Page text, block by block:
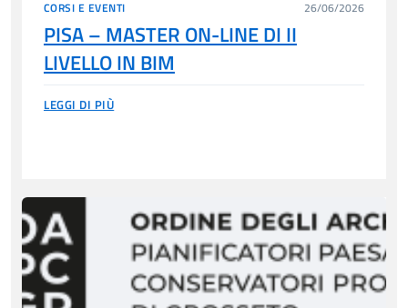
CORSI E EVENTI 26/06/2026
PISA – MASTER ON-LINE DI II
LIVELLO IN BIM
LEGGI DI PIÙ